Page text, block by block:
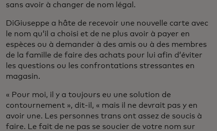
sans avoir à changer de nom légal.
DiGiuseppe a hâte de recevoir une nouvelle carte avec
le nom qu’il a choisi et de ne plus avoir à payer en
espèces ou à demander à des amis ou à des membres
de la famille de faire des achats pour lui afin d’éviter
les questions ou les confrontations stressantes en
magasin.
« Pour moi, il y a toujours eu une solution de
contournement », dit-il, « mais il ne devrait pas y en
avoir une. Les personnes trans ont assez de soucis à
faire. Le fait de ne pas se soucier de votre nom sur